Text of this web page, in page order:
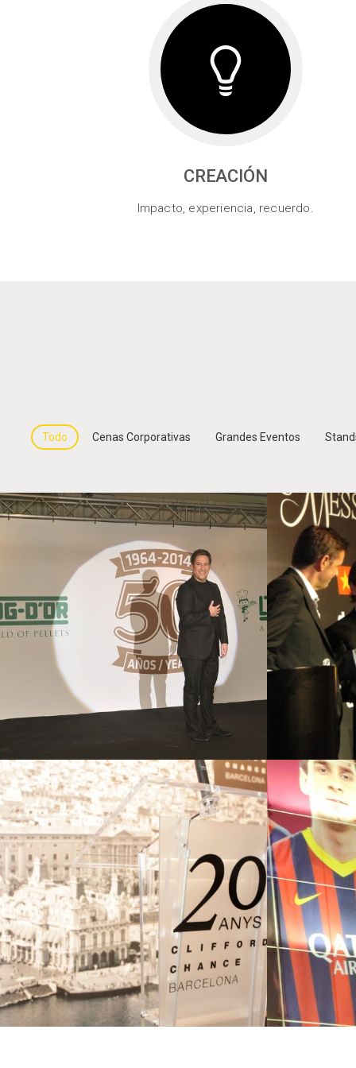
CREACIÓN
Impacto, experiencia, recuerdo.
Todo Cenas Corporativas Grandes Eventos